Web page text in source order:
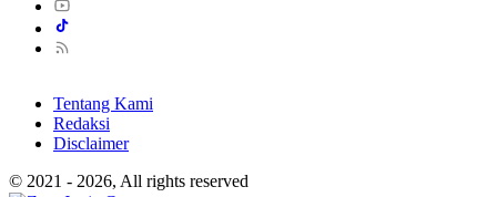
Tentang Kami
Redaksi
Disclaimer
© 2021 - 2026, All rights reserved